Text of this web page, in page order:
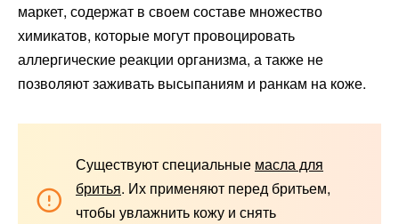
маркет, содержат в своем составе множество
химикатов, которые могут провоцировать
аллергические реакции организма, а также не
позволяют заживать высыпаниям и ранкам на коже.
Существуют специальные масла для
бритья. Их применяют перед бритьем,
чтобы увлажнить кожу и снять